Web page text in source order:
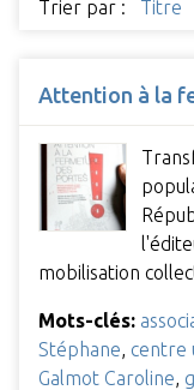
Trier par : Titre
Attention à la
mobilisation
Mots-clés:
Stéphane centre
Galmot Caroline